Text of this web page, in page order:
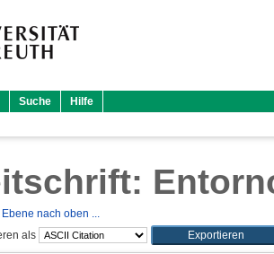
Suche Hilfe
Ebene nach oben ...
als